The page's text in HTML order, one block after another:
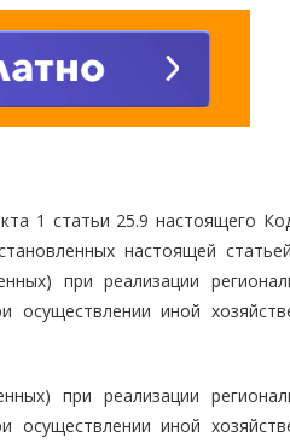
1 статьи 25.9 настоящего
настоящей
при реализации
осуществлении иной
при реализации
осуществлении иной